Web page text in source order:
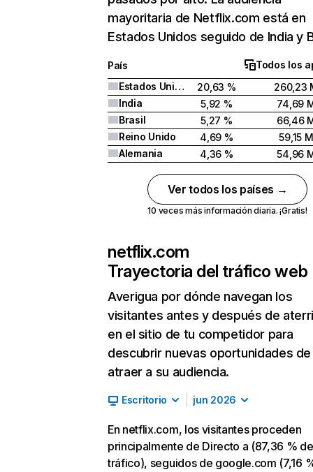
mayoritaria de Netflix.com está en
Estados Unidos seguido de India y
País
Todos los
Estados Unidos
20,63 %
260,23
India
5,92 %
74,69
Brasil
5,27 %
66,46
Reino Unido
4,69 %
59,15 M
Alemania
4,36 % 54,96
Ver todos los países →
10 veces más información diaria. ¡Gratis!
netflix.com
Trayectoria del tráfico web
Averigua por dónde navegan los
visitantes antes y después de
en el sitio de tu competidor para
descubrir nuevas oportunidades de
atraer a su audiencia.
Escritorio jun 2026
En netflix.com, los visitantes proceden
principalmente de Directo a (87,36 % de
tráfico), seguidos de google.com (7,16